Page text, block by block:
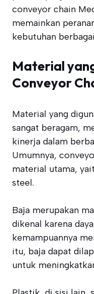
conveyor chain
memainkan
kebutuhan
Material
Conveyor
Material yang
sangat beragam,
kinerja dalam
Umumnya,
material utama,
steel.
Baja merupakan
dikenal karena
kemampuannya
itu, baja dapat
untuk